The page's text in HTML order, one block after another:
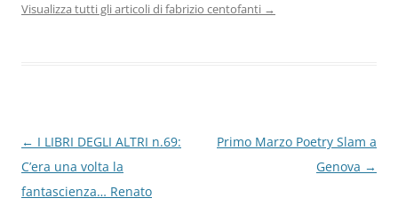
Visualizza tutti gli articoli di fabrizio centofanti →
Navigazione
articolo
← I LIBRI DEGLI ALTRI n.69:
C’era una volta la
fantascienza… Renato
Primo Marzo Poetry Slam a
Genova →